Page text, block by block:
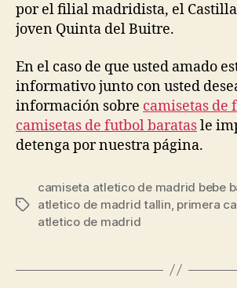
por el filial madridista, el Castilla
joven Quinta del Buitre.
En el caso de que usted amado
informativo junto con usted
información sobre camisetas de
camisetas de futbol baratasle
detenga por nuestra página.
Etiquetas
camiseta atletico de madrid bebe
atletico de madrid tallin primera
atletico de madrid